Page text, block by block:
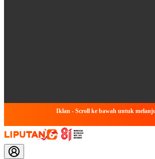
Iklan - Scroll ke bawah untuk